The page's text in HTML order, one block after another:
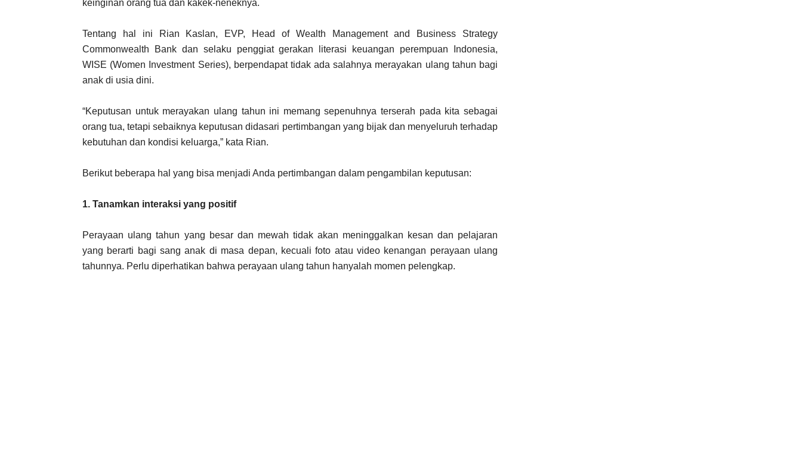
keinginan orang tua dan kakek-neneknya.
Tentang hal ini Rian Kaslan, EVP, Head of Wealth Management and Business Strategy
Commonwealth Bank dan selaku penggiat gerakan literasi keuangan perempuan Indonesia,
WISE (Women Investment Series), berpendapat tidak ada salahnya merayakan ulang tahun bagi
anak di usia dini.
“Keputusan untuk merayakan ulang tahun ini memang sepenuhnya terserah pada kita sebagai
orang tua, tetapi sebaiknya keputusan didasari pertimbangan yang bijak dan menyeluruh terhadap
kebutuhan dan kondisi keluarga,” kata Rian.
Berikut beberapa hal yang bisa menjadi Anda pertimbangan dalam pengambilan keputusan:
1. Tanamkan interaksi yang positif
Perayaan ulang tahun yang besar dan mewah tidak akan meninggalkan kesan dan pelajaran
yang berarti bagi sang anak di masa depan, kecuali foto atau video kenangan perayaan ulang
tahunnya. Perlu diperhatikan bahwa perayaan ulang tahun hanyalah momen pelengkap.